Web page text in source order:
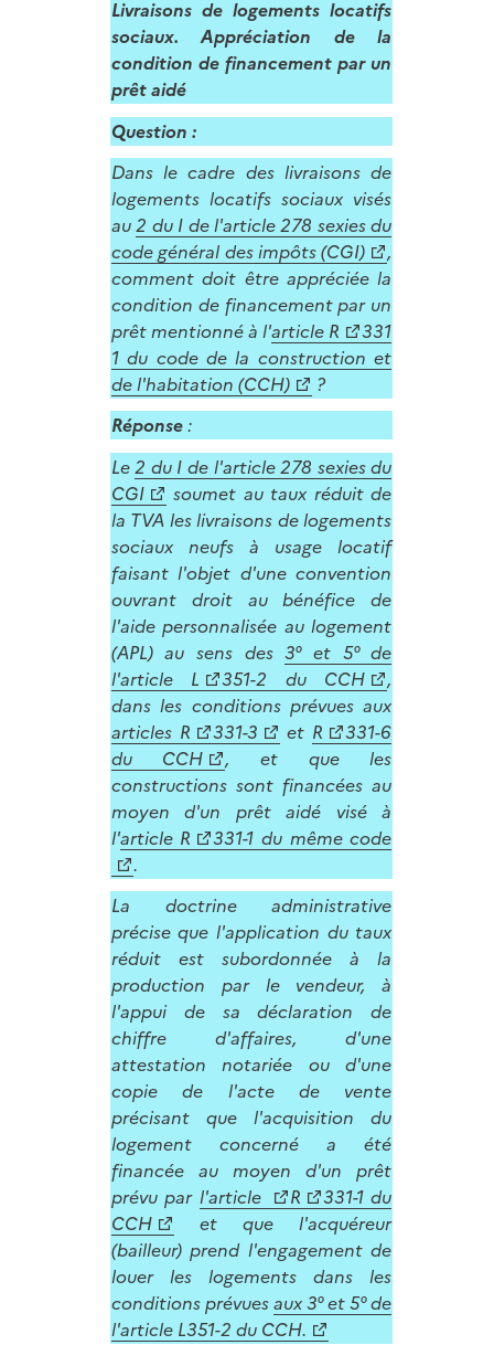
Livraisons de logements locatifs
sociaux. Appréciation de la
condition de financement par un
prêt aidé
Question :
Dans le cadre des livraisons de
logements locatifs sociaux visés
au2 du I de l'article 278 sexies du
code général des impôts (CGI)
,
comment doit être appréciée la
condition de financement par un
prêt mentionné à l'article R
331
1 du code de la construction et
de l'habitation (CCH)
?
Réponse:
Le2 du I de l'article 278 sexies du
CGI
soumet au taux réduit de
la TVA les livraisons de logements
sociaux neufs à usage locatif
faisant l'objet d'une convention
ouvrant droit au bénéfice de
l'aide personnalisée au logement
(APL) au sens des3° et 5° de
l'article L
351-2 du CCH
,
dans les conditions prévues aux
articles R
331-3 et R
331-6
du CCH
, et que les
constructions sont financées au
moyen d'un prêt aidé visé à
l'article R
331-1 du même code
.
La doctrine administrative
précise que l'application du taux
réduit est subordonnée à la
production par le vendeur, à
l'appui de sa déclaration de
chiffre d'affaires, d'une
attestation notariée ou d'une
copie de l'acte de vente
précisant que l'acquisition du
logement concerné a été
financée au moyen d'un prêt
prévu par l'article R
331-1 du
CCH
et que l'acquéreur
(bailleur) prend l'engagement de
louer les logements dans les
conditions prévuesaux 3° et 5° de
l'article L351-2 du CCH.